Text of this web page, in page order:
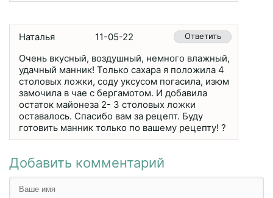
Наталья 11-05-22 Ответить
Очень вкусный, воздушный, немного влажный,
удачный манник! Только сахара я положила 4
столовых ложки, соду уксусом погасила, изюм
замочила в чае с бергамотом. И добавила
остаток майонеза 2- 3 столовых ложки
оставалось. Спасибо вам за рецепт. Буду
готовить манник только по вашему рецепту! ?
Добавить комментарий